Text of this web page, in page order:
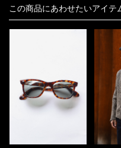
この商品にあわせたいアイテ